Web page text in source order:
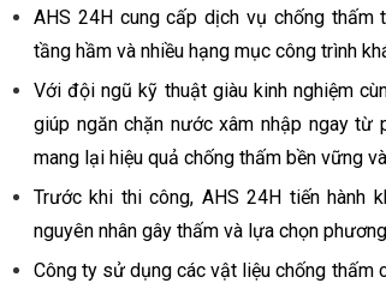
AHS 24H cung cấp dịch vụ chống thấm
tầng hầm và nhiều hạng mục công trình
Với đội ngũ kỹ thuật giàu kinh nghiệm
giúp ngăn chặn nước xâm nhập ngay
mang lại hiệu quả chống thấm bền vững
Trước khi thi công, AHS 24H tiến hành
nguyên nhân gây thấm và lựa chọn
Công ty sử dụng các vật liệu chống thấm